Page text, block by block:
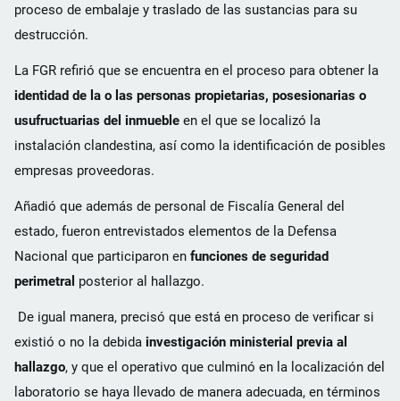
proceso de embalaje y traslado de las sustancias para su
destrucción.
La FGR refirió que se encuentra en el proceso para obtener la
identidad de la o las personas propietarias, posesionarias o
usufructuarias del inmueble en el que se localizó la
instalación clandestina, así como la identificación de posibles
empresas proveedoras.
Añadió que además de personal de Fiscalía General del
estado, fueron entrevistados elementos de la Defensa
Nacional que participaron en funciones de seguridad
perimetral posterior al hallazgo.
De igual manera, precisó que está en proceso de verificar si
existió o no la debida investigación ministerial previa al
hallazgo, y que el operativo que culminó en la localización del
laboratorio se haya llevado de manera adecuada, en términos